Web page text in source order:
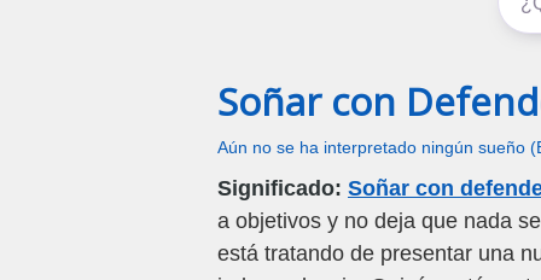
Soñar con
Aún no se ha interpretado ningún sueño
Significado: Soñar con
a objetivos y no deja que nada
está tratando de presentar una